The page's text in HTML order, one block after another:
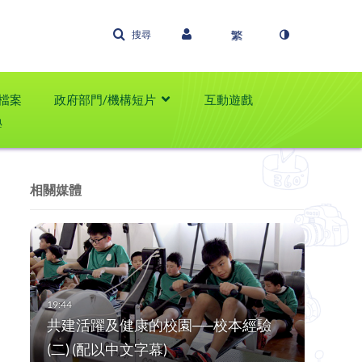
搜尋
案 政府部門/機構短片
互動遊戲
相關媒體
共建活躍及健康的校園──校本經驗
(二) (配以中文字幕)